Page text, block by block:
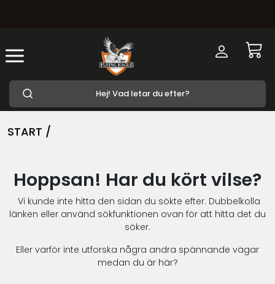
START /
Hoppsan! Har du kört vilse?
Vi kunde inte hitta den sidan du sökte efter. Dubbelkolla
länken eller använd sökfunktionen ovan för att hitta det du
söker.
Eller varför inte utforska några andra spännande vägar
medan du är här?